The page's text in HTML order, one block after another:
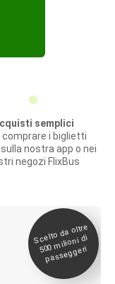
semplici
comprare i biglietti
nostra app o nei
negozi FlixBus
Scelto da oltre
500
milioni di
passeggeri